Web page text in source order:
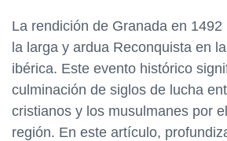
La rendición de Granada en
la larga y ardua Reconquista en
ibérica. Este evento histórico
culminación de siglos de lucha
cristianos y los musulmanes por
región. En este artículo,